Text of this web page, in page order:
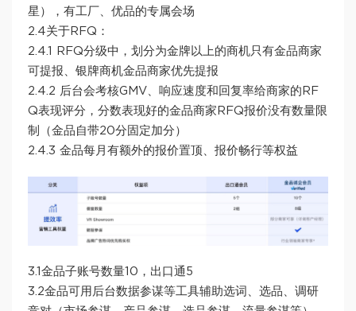
星），有工厂、优品的专属会场
2.4关于RFQ：
2.4.1 RFQ分级中，划分为金牌以上的商机只有金品商家
可提报、银牌商机金品商家优先提报
2.4.2 后台会考核GMV、响应速度和回复率给商家的RF
Q表现评分，分数表现好的金品商家RFQ报价没有数量限
制（金品自带20分固定加分）
2.4.3 金品每月有额外的报价置顶、报价畅行等权益
3.1金品子账号数量10，出口通5
3.2金品可用后台数据参谋等工具辅助选词、选品、调研